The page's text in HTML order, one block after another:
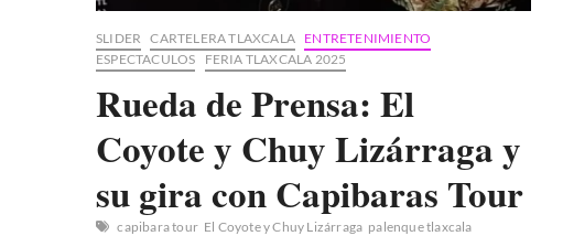
SLIDER CARTELERA TLAXCALA ENTRETENIMIENTO
ESPECTACULOS
FERIA TLAXCALA 2025
Rueda de Prensa: El
Coyote y Chuy Lizárraga y
su gira con Capibaras Tour
capibara tour El Coyote y Chuy Lizárraga palenque tlaxcala